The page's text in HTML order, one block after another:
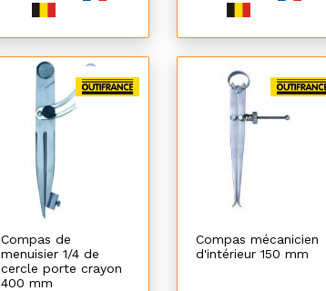
Compas de
menuisier 1/4 de
cercle porte crayon
400 mm
Compas mécanicien
d'intérieur 150 mm